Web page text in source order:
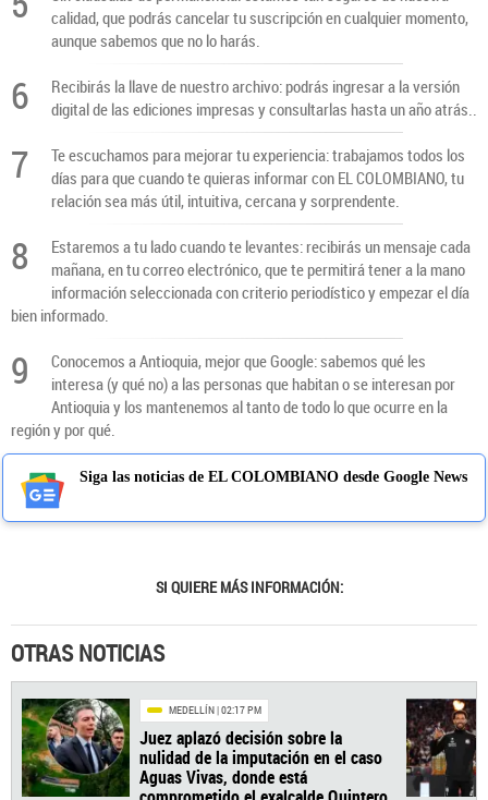
calidad, que podrás cancelar tu suscripción en cualquier momento,
aunque sabemos que no lo harás.
6
Recibirás la llave de nuestro archivo: podrás ingresar a la versión
digital de las ediciones impresas y consultarlas hasta un año atrás..
7
Te escuchamos para mejorar tu experiencia: trabajamos todos los
días para que cuando te quieras informar con EL COLOMBIANO, tu
relación sea más útil, intuitiva, cercana y sorprendente.
8
Estaremos a tu lado cuando te levantes: recibirás un mensaje cada
mañana, en tu correo electrónico, que te permitirá tener a la mano
información seleccionada con criterio periodístico y empezar el día
bien informado.
9
Conocemos a Antioquia, mejor que Google: sabemos qué les
interesa (y qué no) a las personas que habitan o se interesan por
Antioquia y los mantenemos al tanto de todo lo que ocurre en la
región y por qué.
Siga las noticias de EL COLOMBIANO desde Google News
SI QUIERE MÁS INFORMACIÓN:
OTRAS NOTICIAS